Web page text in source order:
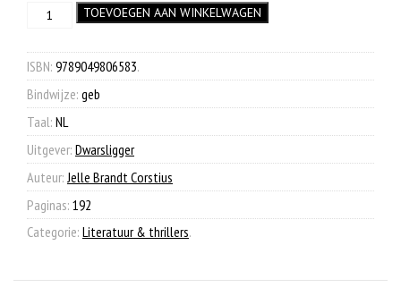
was:
€ 15,00.
is:
€ 7,90.
&
We
noemen
hem
aantal
TOEVOEGEN AAN WINKELWAGEN
ISBN: 9789049806583.
Bindwijze: geb
Taal: NL
Uitgever: Dwarsligger
Auteur: Jelle Brandt Corstius
Paginas: 192
Categorie: Literatuur & thrillers.